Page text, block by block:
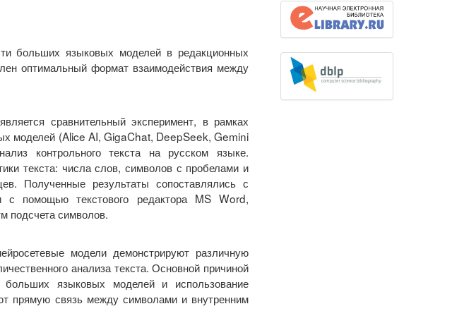
больших языковых моделей в редакционных
оптимальный формат взаимодействия между
сравнительный эксперимент, в рамках
моделей (Alice AI, GigaChat, DeepSeek, Gemini
контрольного текста на русском языке.
текста: числа слов, символов с пробелами и
Полученные результаты сопоставлялись с
с помощью текстового редактора MS Word,
подсчета символов.
модели демонстрируют различную
анализа текста. Основной причиной
языковых моделей и использование
прямую связь между символами и внутренним